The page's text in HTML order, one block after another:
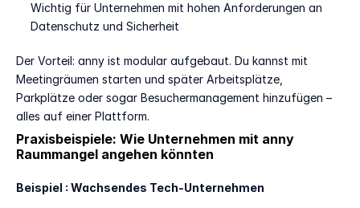
Wichtig für Unternehmen mit hohen Anforderungen an
Datenschutz und Sicherheit
Der Vorteil: anny ist modular aufgebaut. Du kannst mit
Meetingräumen starten und später Arbeitsplätze,
Parkplätze oder sogar Besuchermanagement hinzufügen –
alles auf einer Plattform.
Praxisbeispiele: Wie Unternehmen mit anny
Raummangel angehen könnten
Beispiel : Wachsendes Tech-Unternehmen